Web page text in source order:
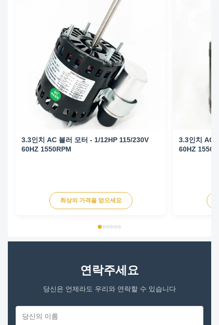
3.3인치 AC 블러 모터 - 1/12HP 115/230V
60HZ 1550RPM
최상의 가격을 얻으세요
3.3인치 AC
60HZ
연락주세요
당신은 언제라도 우리와 연락할 수 있습니다